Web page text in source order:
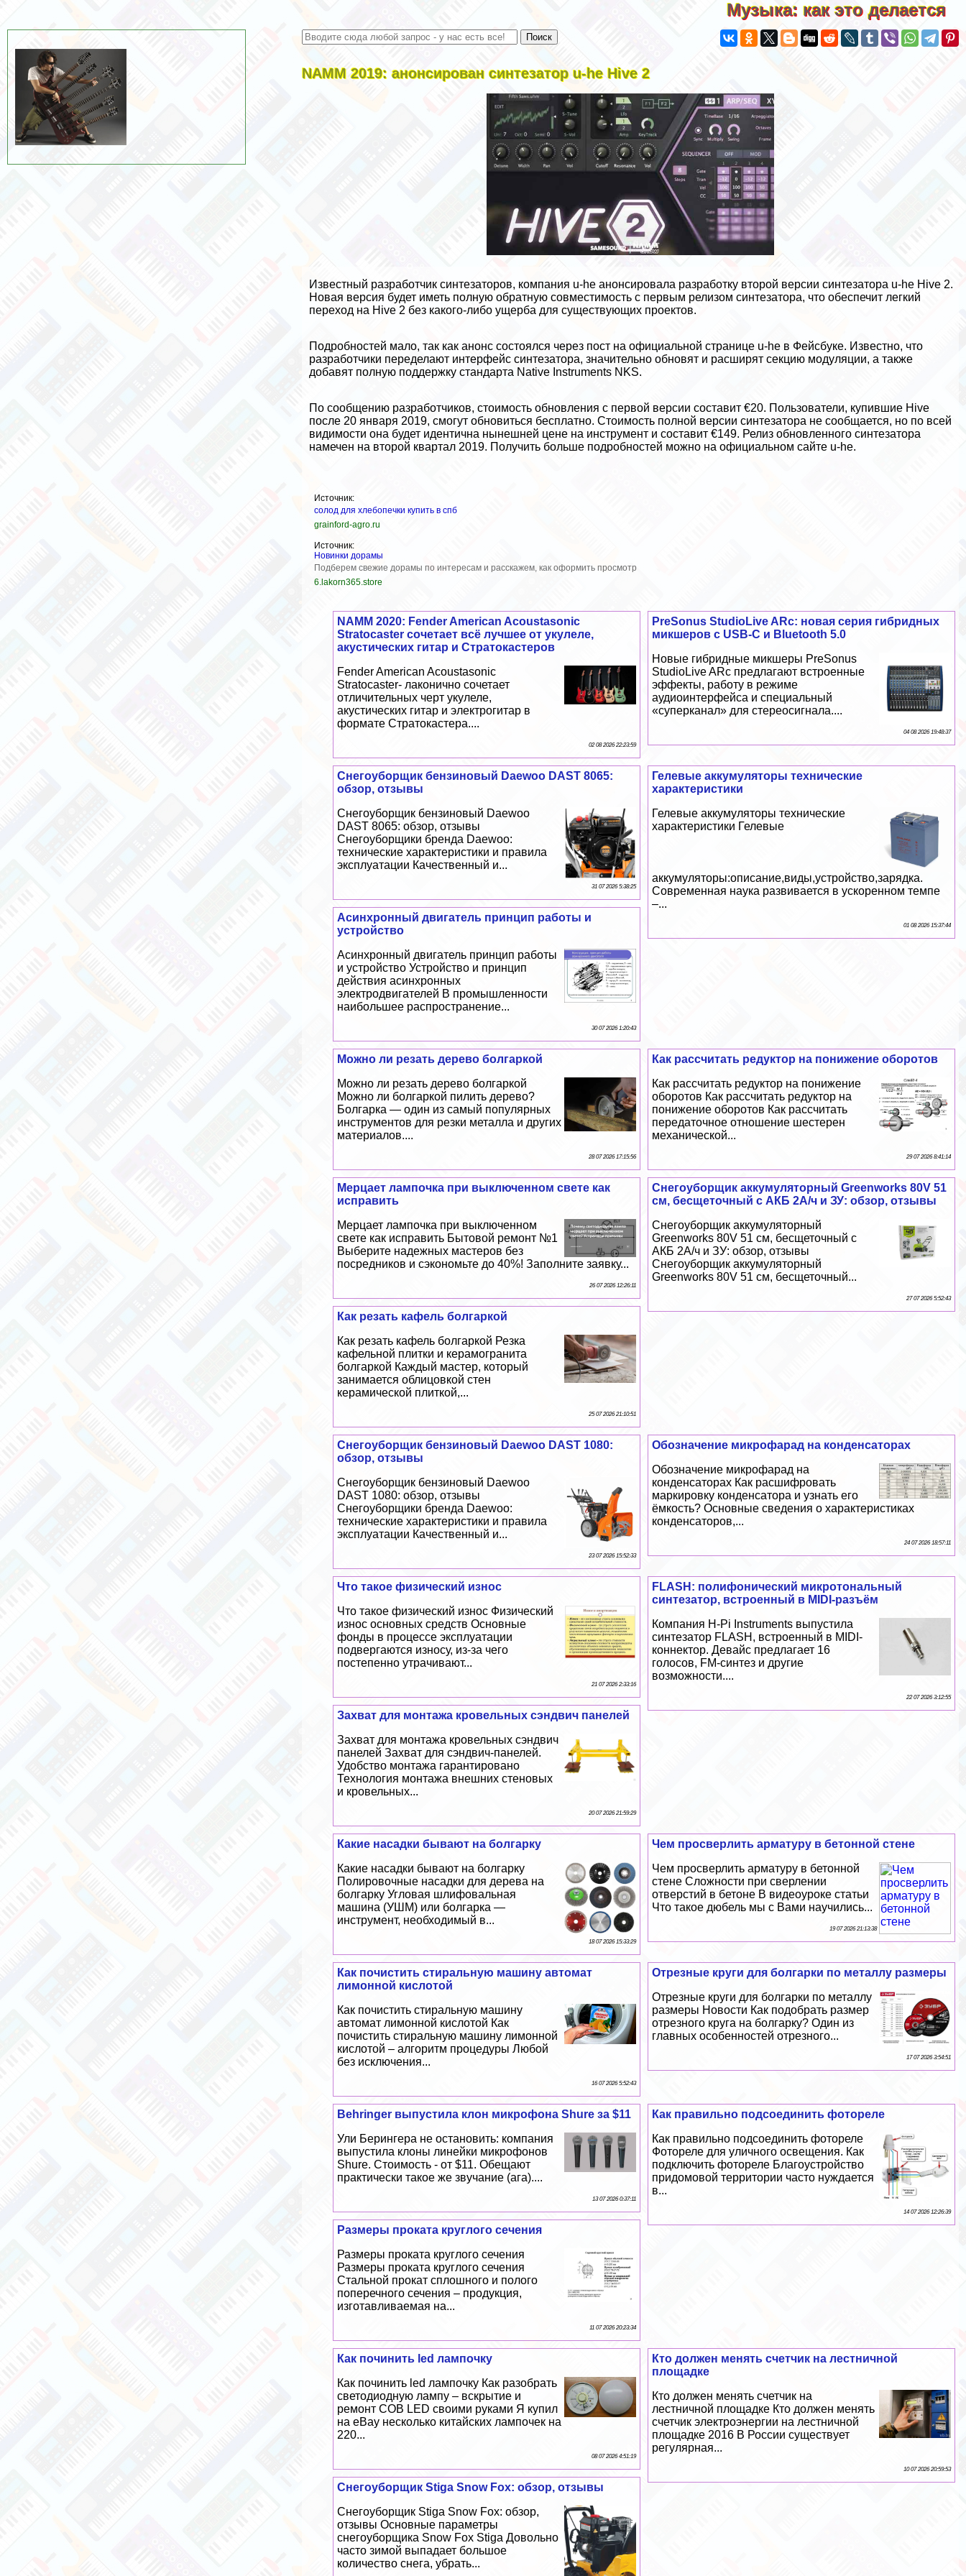
Музыка: как это делается
NAMM 2019: анонсирован синтезатор u-he Hive 2
Источник:
солод для хлебопечки купить в спб
grainford-agro.ru
Источник:
Новинки дорамы
Подберем свежие дорамы по интересам и расскажем, как оформить просмотр
6.lakorn365.store
Известный разработчик синтезаторов, компания u-he анонсировала разработку второй версии синтезатора u-he Hive 2.
Новая версия будет иметь полную обратную совместимость с первым релизом синтезатора, что обеспечит легкий
переход на Hive 2 без какого-либо ущерба для существующих проектов.
Подробностей мало, так как анонс состоялся через пост на официальной странице u-he в Фейсбуке. Известно, что
разработчики переделают интерфейс синтезатора, значительно обновят и расширят секцию модуляции, а также
добавят полную поддержку стандарта Native Instruments NKS.
По сообщению разработчиков, стоимость обновления с первой версии составит €20. Пользователи, купившие Hive
после 20 января 2019, смогут обновиться бесплатно. Стоимость полной версии синтезатора не сообщается, но по всей
видимости она будет идентична нынешней цене на инструмент и составит €149. Релиз обновленного синтезатора
намечен на второй квартал 2019. Получить больше подробностей можно наофициальном сайте u-he.
PreSonus StudioLive ARc: новая серия гибридных
микшеров с USB-C и Bluetooth 5.0
Новые гибридные микшеры PreSonus
StudioLive ARc предлагают встроенные
эффекты, работу в режиме
аудиоинтерфейса и специальный
«суперканал» для стереосигнала....
04 08 2026 19:48:37
NAMM 2020: Fender American Acoustasonic
Stratocaster сочетает всё лучшее от укулеле,
акустических гитар и Стратокастеров
Fender American Acoustasonic
Stratocaster- лаконично сочетает
отличительных черт укулеле,
акустических гитар и электрогитар в
формате Стратокастера....
02 08 2026 22:23:59
Гелевые аккумуляторы технические
хаpaктеристики
Гелевые аккумуляторы технические
хаpaктеристики Гелевые
аккумуляторы:описание,виды,устройство,зарядка.
Современная наука развивается в ускоренном темпе
–...
01 08 2026 15:37:44
Снегоуборщик бензиновый Daewoo DAST 8065:
обзор, отзывы
Снегоуборщик бензиновый Daewoo
DAST 8065: обзор, отзывы
Снегоуборщики бренда Daewoo:
технические хаpaктеристики и правила
эксплуатации Качественный и...
31 07 2026 5:38:25
Асинхронный двигатель принцип работы и
устройство
Асинхронный двигатель принцип работы
и устройство Устройство и принцип
действия асинхронных
электродвигателей В промышленности
наибольшее распространение...
30 07 2026 1:20:43
Как рассчитать редуктор на понижение оборотов
Как рассчитать редуктор на понижение
оборотов Как рассчитать редуктор на
понижение оборотов Как рассчитать
передаточное отношение шестерен
механической...
29 07 2026 8:41:14
Можно ли резать дерево болгаркой
Можно ли резать дерево болгаркой
Можно ли болгаркой пилить дерево?
Болгарка — один из самый популярных
инструментов для резки металла и других
материалов....
28 07 2026 17:15:56
Снегоуборщик аккумуляторный Greenworks 80V 51
см, бесщеточный с АКБ 2А/ч и ЗУ: обзор, отзывы
Снегоуборщик аккумуляторный
Greenworks 80V 51 см, бесщеточный с
АКБ 2А/ч и ЗУ: обзор, отзывы
Снегоуборщик аккумуляторный
Greenworks 80V 51 см, бесщеточный...
27 07 2026 5:52:43
Мерцает лампочка при выключенном свете как
исправить
Мерцает лампочка при выключенном
свете как исправить Бытовой ремонт №1
Выберите надежных мастеров без
посредников и сэкономьте до 40%! Заполните заявку...
26 07 2026 12:26:11
Как резать кафель болгаркой
Как резать кафель болгаркой Резка
кафельной плитки и керамогранита
болгаркой Каждый мастер, который
занимается облицовкой стен
керамической плиткой,...
25 07 2026 21:10:51
Обозначение микрофарад на конденсаторах
Обозначение микрофарад на
конденсаторах Как расшифровать
маркировку конденсатора и узнать его
ёмкость? Основные сведения о хаpaктеристиках
конденсаторов,...
24 07 2026 18:57:11
Снегоуборщик бензиновый Daewoo DAST 1080:
обзор, отзывы
Снегоуборщик бензиновый Daewoo
DAST 1080: обзор, отзывы
Снегоуборщики бренда Daewoo:
технические хаpaктеристики и правила
эксплуатации Качественный и...
23 07 2026 15:52:33
FLASH: полифонический микротональный
синтезатор, встроенный в MIDI-разъём
Компания H-Pi Instruments выпустила
синтезатор FLASH, встроенный в MIDI-
коннектор. Девайс предлагает 16
голосов, FM-синтез и другие
возможности....
22 07 2026 3:12:55
Что такое физический износ
Что такое физический износ Физический
износ основных средств Основные
фонды в процессе эксплуатации
подвергаются износу, из-за чего
постепенно утрачивают...
21 07 2026 2:33:16
Захват для монтажа кровельных сэндвич панелей
Захват для монтажа кровельных сэндвич
панелей Захват для сэндвич-панелей.
Удобство монтажа гарантировано
Технология монтажа внешних стеновых
и кровельных...
20 07 2026 21:59:29
Чем просверлить арматуру в бетонной стене
Чем просверлить арматуру в бетонной
стене Сложности при сверлении
отверстий в бетоне В видеоуроке статьи
Что такое дюбель мы с Вами научились...
19 07 2026 21:13:38
Какие насадки бывают на болгарку
Какие насадки бывают на болгарку
Полировочные насадки для дерева на
болгарку Угловая шлифовальная
машина (УШМ) или болгарка —
инструмент, необходимый в...
18 07 2026 15:33:29
Отрезные круги для болгарки по металлу размеры
Отрезные круги для болгарки по металлу
размеры Новости Как подобрать размер
отрезного круга на болгарку? Один из
главных особенностей отрезного...
17 07 2026 3:54:51
Как почистить стиральную машину автомат
лимонной кислотой
Как почистить стиральную машину
автомат лимонной кислотой Как
почистить стиральную машину лимонной
кислотой – алгоритм процедуры Любой
без исключения...
16 07 2026 5:52:43
Как правильно подсоединить фотореле
Как правильно подсоединить фотореле
Фотореле для уличного освещения. Как
подключить фотореле Благоустройство
придомовой территории часто нуждается
в...
14 07 2026 12:26:39
Behringer выпустила клон микрофона Shure за $11
Ули Берингера не остановить: компания
выпустила клоны линейки микрофонов
Shure. Стоимость - от $11. Обещают
пpaктически такое же звучание (ага)....
13 07 2026 0:37:11
Размеры проката круглого сечения
Размеры проката круглого сечения
Размеры проката круглого сечения
Стальной прокат сплошного и полого
поперечного сечения – продукция,
изготавливаемая на...
11 07 2026 20:23:34
Кто должен менять счетчик на лестничной
площадке
Кто должен менять счетчик на
лестничной площадке Кто должен менять
счетчик электроэнергии на лестничной
площадке 2016 В России существует
регулярная...
10 07 2026 20:59:53
Как починить led лампочку
Как починить led лампочку Как разобрать
светодиодную лампу – вскрытие и
ремонт COB LED своими руками Я купил
на eBay несколько китайских лампочек на
220...
08 07 2026 4:51:19
Снегоуборщик Stiga Snow Fox: обзор, отзывы
Снегоуборщик Stiga Snow Fox: обзор,
отзывы Основные параметры
снегоуборщика Snow Fox Stiga Довольно
часто зимой выпадает большое
количество снега, убрать...